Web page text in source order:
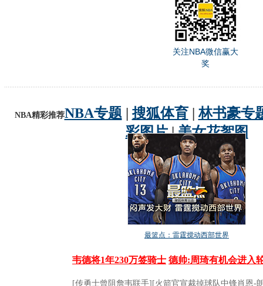
关注NBA微信赢大
奖